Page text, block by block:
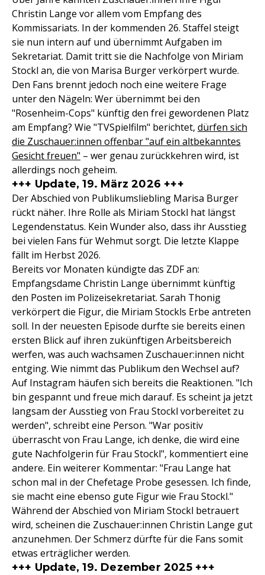
Christin Lange vor allem vom Empfang des
Kommissariats. In der kommenden 26. Staffel steigt
sie nun intern auf und übernimmt Aufgaben im
Sekretariat. Damit tritt sie die Nachfolge von Miriam
Stockl an, die von Marisa Burger verkörpert wurde.
Den Fans brennt jedoch noch eine weitere Frage
unter den Nägeln: Wer übernimmt bei den
"Rosenheim-Cops" künftig den frei gewordenen Platz
am Empfang? Wie "TVSpielfilm" berichtet, dürfen sich
die Zuschauer:innen offenbar "auf ein altbekanntes
Gesicht freuen" – wer genau zurückkehren wird, ist
allerdings noch geheim.
+++ Update, 19. März 2026 +++
Der Abschied von Publikumsliebling Marisa Burger
rückt näher. Ihre Rolle als Miriam Stockl hat längst
Legendenstatus. Kein Wunder also, dass ihr Ausstieg
bei vielen Fans für Wehmut sorgt. Die letzte Klappe
fällt im Herbst 2026.
Bereits vor Monaten kündigte das ZDF an:
Empfangsdame Christin Lange übernimmt künftig
den Posten im Polizeisekretariat. Sarah Thonig
verkörpert die Figur, die Miriam Stockls Erbe antreten
soll. In der neuesten Episode durfte sie bereits einen
ersten Blick auf ihren zukünftigen Arbeitsbereich
werfen, was auch wachsamen Zuschauer:innen nicht
entging. Wie nimmt das Publikum den Wechsel auf?
Auf Instagram häufen sich bereits die Reaktionen. "Ich
bin gespannt und freue mich darauf. Es scheint ja jetzt
langsam der Ausstieg von Frau Stockl vorbereitet zu
werden", schreibt eine Person. "War positiv
überrascht von Frau Lange, ich denke, die wird eine
gute Nachfolgerin für Frau Stockl", kommentiert eine
andere. Ein weiterer Kommentar: "Frau Lange hat
schon mal in der Chefetage Probe gesessen. Ich finde,
sie macht eine ebenso gute Figur wie Frau Stockl."
Während der Abschied von Miriam Stockl betrauert
wird, scheinen die Zuschauer:innen Christin Lange gut
anzunehmen. Der Schmerz dürfte für die Fans somit
etwas erträglicher werden.
+++ Update, 19. Dezember 2025 +++